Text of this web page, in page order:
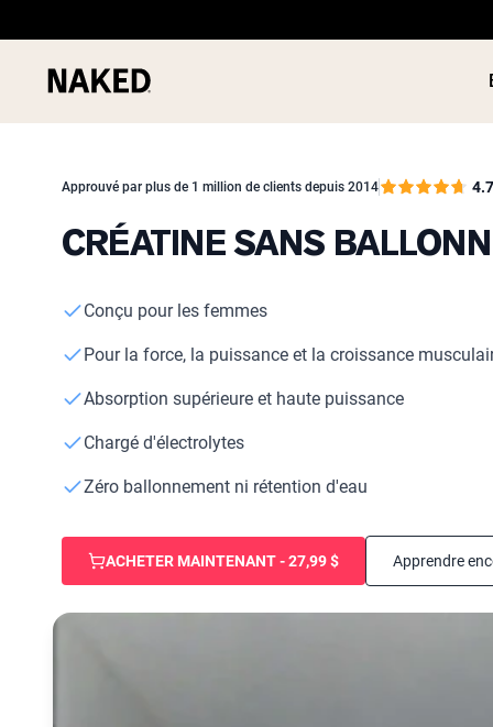
”Protein Powder“
”Vegan protein“
”Micellar Casein“
Approuvé par plus de 1 million de clients depuis 2014 4.7
CRÉATINE SANS
Conçu pour les femmes
Pour la force, la puissance et la croissance
Absorption supérieure et haute puissance
Chargé d'électrolytes
Zéro ballonnement ni rétention d'eau
ACHETER MAINTENANT - 27,99 $ Apprendre